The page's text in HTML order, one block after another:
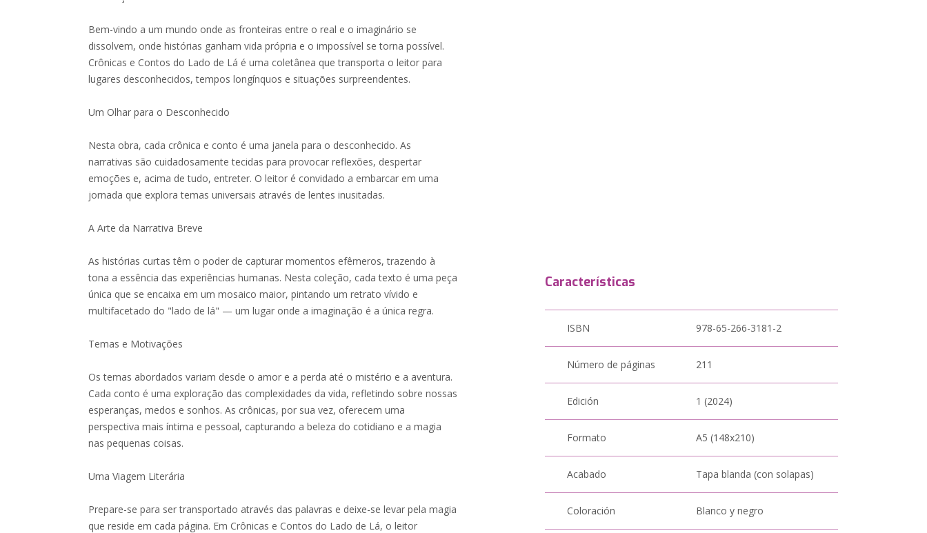
Bem-vindo a um mundo onde as fronteiras entre o real e o imaginário se
dissolvem, onde histórias ganham vida própria e o impossível se torna possível.
Crônicas e Contos do Lado de Lá é uma coletânea que transporta o leitor para
lugares desconhecidos, tempos longínquos e situações surpreendentes.
Um Olhar para o Desconhecido
Nesta obra, cada crônica e conto é uma janela para o desconhecido. As
narrativas são cuidadosamente tecidas para provocar reflexões, despertar
emoções e, acima de tudo, entreter. O leitor é convidado a embarcar em uma
jornada que explora temas universais através de lentes inusitadas.
A Arte da Narrativa Breve
As histórias curtas têm o poder de capturar momentos efêmeros, trazendo à
tona a essência das experiências humanas. Nesta coleção, cada texto é uma peça
única que se encaixa em um mosaico maior, pintando um retrato vívido e
multifacetado do "lado de lá" — um lugar onde a imaginação é a única regra.
Temas e Motivações
Os temas abordados variam desde o amor e a perda até o mistério e a aventura.
Cada conto é uma exploração das complexidades da vida, refletindo sobre nossas
esperanças, medos e sonhos. As crônicas, por sua vez, oferecem uma
perspectiva mais íntima e pessoal, capturando a beleza do cotidiano e a magia
nas pequenas coisas.
Uma Viagem Literária
Prepare-se para ser transportado através das palavras e deixe-se levar pela magia
que reside em cada página. Em Crônicas e Contos do Lado de Lá, o leitor
Características
ISBN 978-65-266-3181-2
Número de páginas 211
Edición 1 (2024)
Formato A5 (148x210)
Acabado Tapa blanda (con solapas)
Coloración Blanco y negro